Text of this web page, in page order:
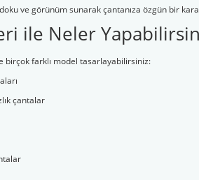
ve görünüm sunarak çantanıza özgün bir
ile Neler
birçok farklı model tasarlayabilirsiniz:
çantalar